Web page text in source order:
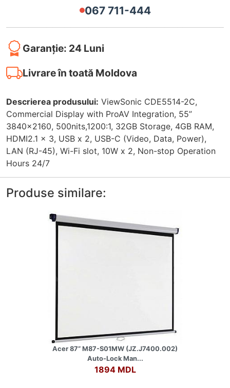
067 711-444
Garanție: 24 Luni
Livrare în toată Moldova
Descrierea produsului: ViewSonic CDE5514-2C,
Commercial Display with ProAV Integration, 55”
3840x2160, 500nits,1200:1, 32GB Storage, 4GB RAM,
HDMI2.1 x 3, USB x 2, USB-C (Video, Data, Power),
LAN (RJ-45), Wi-Fi slot, 10W x 2, Non-stop Operation
Hours 24/7
Produse similare:
Acer 87” M87-S01MW (JZ.J7400.002)
Auto-Lock Man...
1894 MDL